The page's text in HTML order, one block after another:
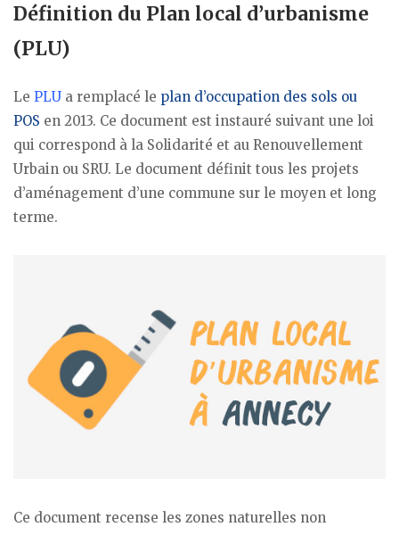
Définition du Plan local d’urbanisme
(PLU)
Le PLU a remplacé le plan d’occupation des sols ou
POS en 2013. Ce document est instauré suivant une loi
qui correspond à la Solidarité et au Renouvellement
Urbain ou SRU. Le document définit tous les projets
d’aménagement d’une commune sur le moyen et long
terme.
Ce document recense les zones naturelles non